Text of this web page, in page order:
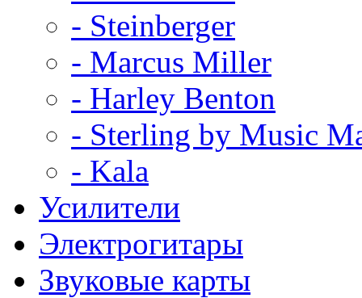
- Steinberger
- Marcus Miller
- Harley Benton
- Sterling by Music
- Kala
Усилители
Электрогитары
Звуковые карты